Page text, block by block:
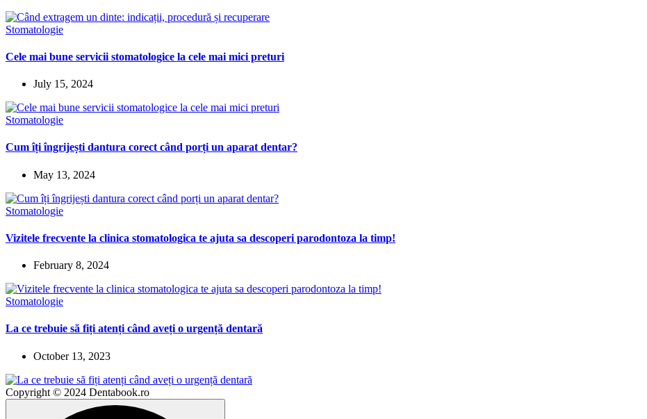
Stomatologie
Cele mai bune servicii stomatologice la cele mai mici preturi
July 15, 2024
Stomatologie
Cum îți îngrijești dantura corect când porți un aparat dentar?
May 13, 2024
Stomatologie
Vizitele frecvente la clinica stomatologica te ajuta sa descoperi parodontoza la timp!
February 8, 2024
Stomatologie
La ce trebuie să fiți atenți când aveți o urgență dentară
October 13, 2023
Copyright © 2024 Dentabook.ro